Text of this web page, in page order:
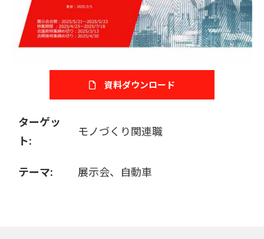
資料ダウンロード
ターゲッ
ト:
モノづくり関連職
テーマ: 展示会、自動車